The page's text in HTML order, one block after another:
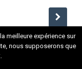
meilleure expérience sur
nous supposerons que